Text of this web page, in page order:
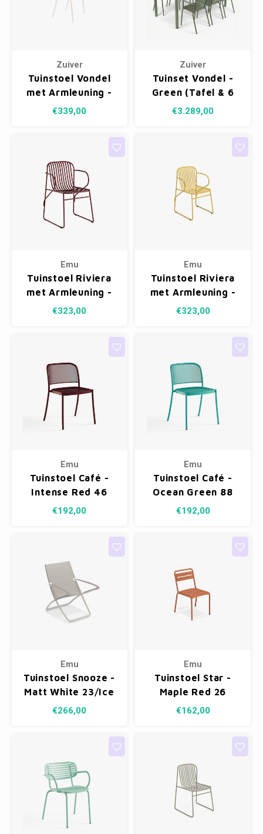
Zuiver
Tuinstoel Vondel
met Armleuning -
Clay
€339,00
Zuiver
Tuinset Vondel -
Green (Tafel & 6
Armstoelen)
€3.289,00
Emu
Tuinstoel Riviera
met Armleuning -
Intense Red 46
€323,00
Emu
Tuinstoel Riviera
met Armleuning -
Curry Yellow 62
€323,00
Emu
Tuinstoel Café -
Intense Red 46
€192,00
Emu
Tuinstoel Café -
Ocean Green 88
€192,00
Emu
Tuinstoel Snooze -
Matt White 23/Ice
300/42
€266,00
Emu
Tuinstoel Star -
Maple Red 26
€162,00